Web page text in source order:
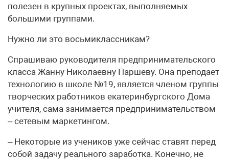
полезен в крупных проектах, выполняемых
большими группами.
Нужно ли это восьмиклассникам?
Спрашиваю руководителя предпринимательского
класса Жанну Николаевну Паршеву. Она преподает
технологию в школе №19, является членом группы
творческих работников екатеринбургского Дома
учителя, сама занимается предпринимательством
– сетевым маркетингом.
– Некоторые из учеников уже сейчас ставят перед
собой задачу реального заработка. Конечно, не